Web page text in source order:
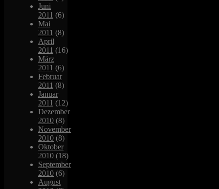
Juni
2011 (6)
Mai
2011 (8)
April
2011 (16)
März
2011 (6)
Februar
2011 (8)
Januar
2011 (12)
Dezember
2010 (8)
November
2010 (8)
Oktober
2010 (18)
September
2010 (6)
August